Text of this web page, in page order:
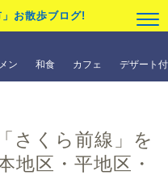
お散歩ブログ!
ン 和食 カフェ デザート
さくら前線」を
地区・平地区・